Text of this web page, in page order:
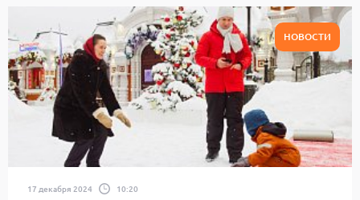
НОВОСТИ
17 декабря 2024 10:20